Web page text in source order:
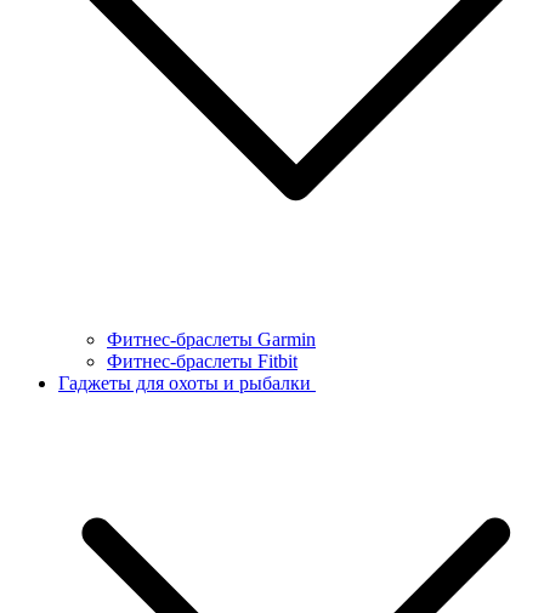
Фитнес-браслеты Garmin
Фитнес-браслеты Fitbit
Гаджеты для охоты и рыбалки